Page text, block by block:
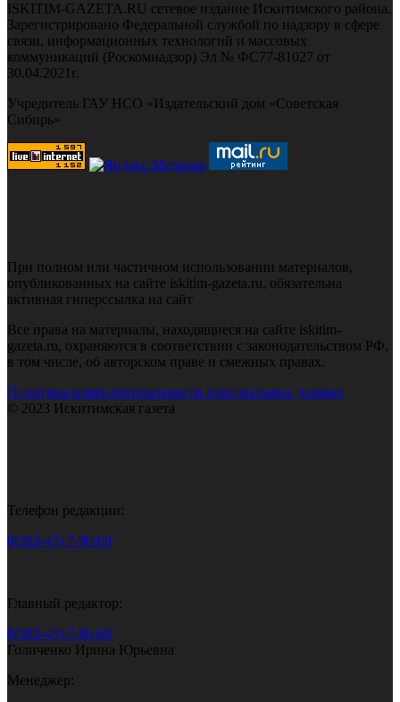
ISKITIM-GAZETA.RU сетевое издание Искитимского района.
Зарегистрировано Федеральной службой по надзору в сфере
связи, информационных технологий и массовых
коммуникаций (Роскомнадзор) Эл № ФС77-81027 от
30.04.2021г.
Учредитель ГАУ НСО «Издательский дом «Советская
Сибирь»
При полном или частичном использовании материалов,
опубликованных на сайте iskitim-gazeta.ru, обязательна
активная гиперссылка на сайт
Все права на материалы, находящиеся на сайте iskitim-
gazeta.ru, охраняются в соответствии с законодательством РФ,
в том числе, об авторском праве и смежных правах.
Политика конфиденциальности персональных данных
© 2023 Искитимская газета
Телефон редакции:
8(383-43) 7-90-60
Главный редактор:
8(383-43) 7-90-60
Голиченко Ирина Юрьевна
Менеджер: